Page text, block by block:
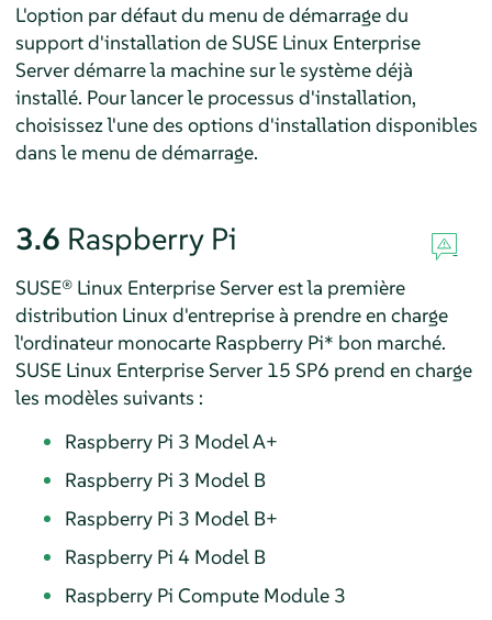
L'option par défaut du menu de démarrage du
support d'installation de SUSE Linux Enterprise
Serverdémarre la machine sur le système déjà
installé. Pour lancer le processus d'installation,
choisissez l'une des options d'installation disponibles
dans le menu de démarrage.
3.6 Raspberry Pi
SUSE® Linux Enterprise Server est la première
distribution Linux d'entreprise à prendre en charge
l'ordinateur monocarte Raspberry Pi* bon marché.
SUSE Linux Enterprise Server 15 SP6 prend en charge
les modèles suivants :
Raspberry Pi 3 Model A+
Raspberry Pi 3 Model B
Raspberry Pi 3 Model B+
Raspberry Pi 4 Model B
Raspberry Pi Compute Module 3